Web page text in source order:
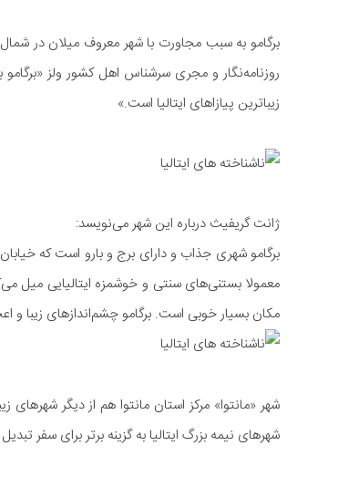
برگامو به سبب مجاورت با شهر معروف میلان در شمال
روزنامه‌نگار و مجری سرشناس اهل کشور ولز «برگامو
زیباترین پیازاهای ایتالیا است.»
ژانت گریفیث درباره این شهر می‌نویسد:
برگامو شهری جذاب و دارای برج و بارو است که
معمولا بستنی‌های سنتی و خوشمزه ایتالیایی میل
مکان بسیار خوبی است. برگامو چشم‌اندازهای زیبا و
شهر «مانتوا» مرکز استان مانتوا هم از دیگر شهرهای
شهرهای نیمه بزرگ ایتالیا به گزینه برتر برای سفر